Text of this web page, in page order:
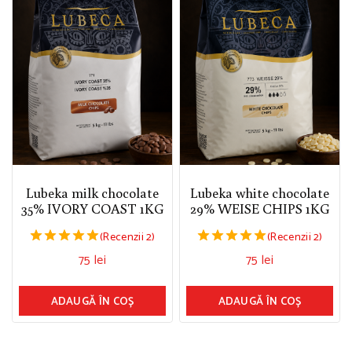
Lubeka milk chocolate
35% IVORY COAST 1KG
(Recenzii 2)
75 lei
ADAUGĂ ÎN COȘ
Lubeka white chocolate
29% WEISE CHIPS 1KG
(Recenzii 2)
75 lei
ADAUGĂ ÎN COȘ